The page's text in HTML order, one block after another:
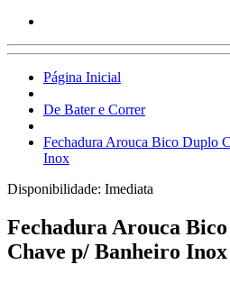
Página Inicial
De Bater e Correr
Fechadura Arouca Bico Duplo
Inox
Disponibilidade: Imediata
Fechadura Arouca
Chave p/ Banheiro Inox